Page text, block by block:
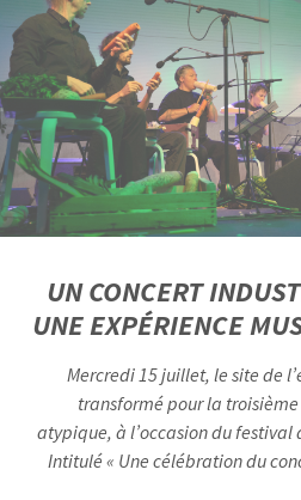
UN CONCERT
UNE EXPÉRIENCE
Mercredi 15 juillet, le site de
transformé pour la
atypique, à l’occasion du festival
Intitulé « Une célébration du